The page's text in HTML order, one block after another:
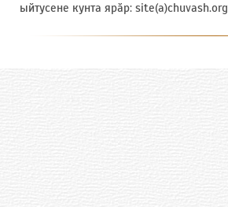
ыйтусене кунта ярӑр: site(a)chuvash.org